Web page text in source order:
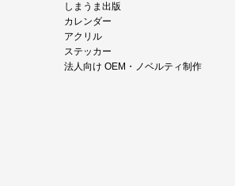
しまうま出版
カレンダー
アクリル
ステッカー
法人向け OEM・ノベルティ制作